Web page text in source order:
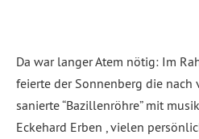
Da war langer Atem nötig: Im
feierte der Sonnenberg die nach
sanierte “Bazillenröhre” mit
Eckehard Erben , vielen